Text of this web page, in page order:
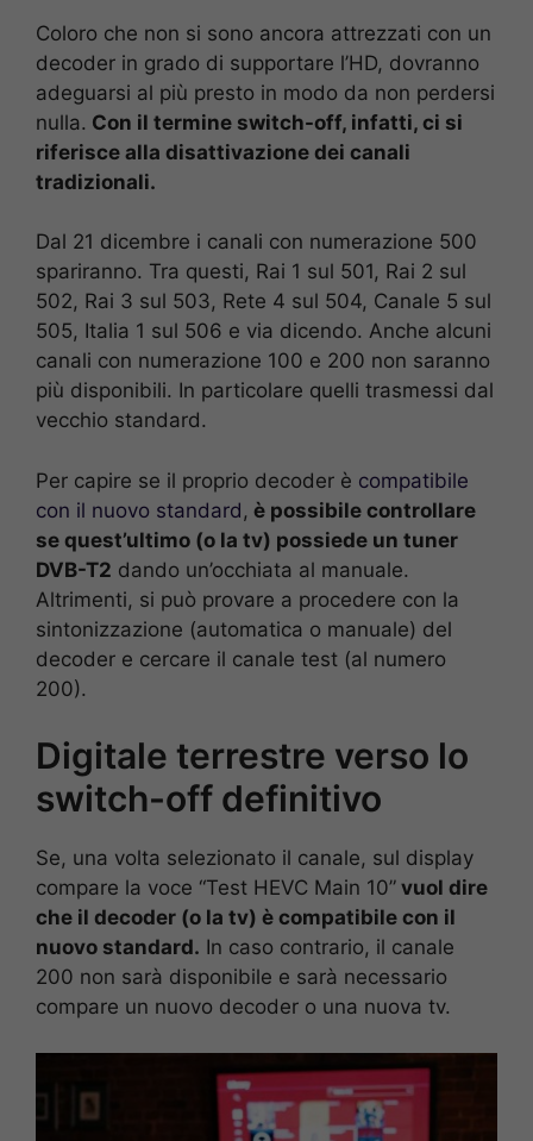
Coloro che non si sono ancora attrezzati con un
decoder in grado di supportare l’HD, dovranno
adeguarsi al più presto in modo da non perdersi
nulla. Con il termine switch-off, infatti, ci si
riferisce alla disattivazione dei canali
tradizionali.
Dal 21 dicembre i canali con numerazione 500
spariranno. Tra questi, Rai 1 sul 501, Rai 2 sul
502, Rai 3 sul 503, Rete 4 sul 504, Canale 5 sul
505, Italia 1 sul 506 e via dicendo. Anche alcuni
canali con numerazione 100 e 200 non saranno
più disponibili. In particolare quelli trasmessi dal
vecchio standard.
Per capire se il proprio decoder è compatibile
con il nuovo standard , è possibile controllare
se quest’ultimo (o la tv) possiede un tuner
DVB-T2 dando un’occhiata al manuale.
Altrimenti, si può provare a procedere con la
sintonizzazione (automatica o manuale) del
decoder e cercare il canale test (al numero
200).
Digitale terrestre verso lo
switch-off definitivo
Se, una volta selezionato il canale, sul display
compare la voce “Test HEVC Main 10” vuol dire
che il decoder (o la tv) è compatibile con il
nuovo standard. In caso contrario, il canale
200 non sarà disponibile e sarà necessario
compare un nuovo decoder o una nuova tv.